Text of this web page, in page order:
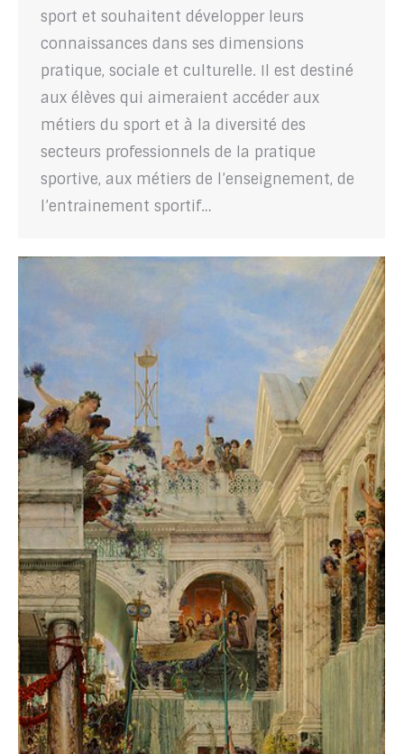
sport et souhaitent développer leurs
connaissances dans ses dimensions
pratique, sociale et culturelle. Il est destiné
aux élèves qui aimeraient accéder aux
métiers du sport et à la diversité des
secteurs professionnels de la pratique
sportive, aux métiers de l’enseignement, de
l’entrainement sportif…